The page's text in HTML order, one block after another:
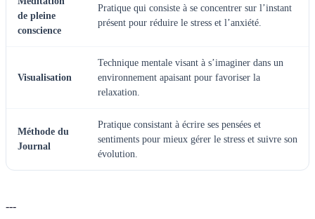
de pleine
conscience
Pratique qui consiste à se concentrer sur l’instant
présent pour réduire le stress et l’anxiété.
Visualisation
Technique mentale visant à s’imaginer dans un
environnement apaisant pour favoriser la
relaxation.
Méthode du
Journal
Pratique consistant à écrire ses pensées et
sentiments pour mieux gérer le stress et suivre son
évolution.
---